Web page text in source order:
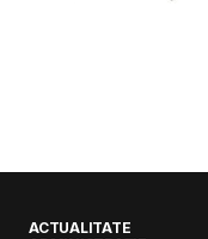
ACTUALITATE